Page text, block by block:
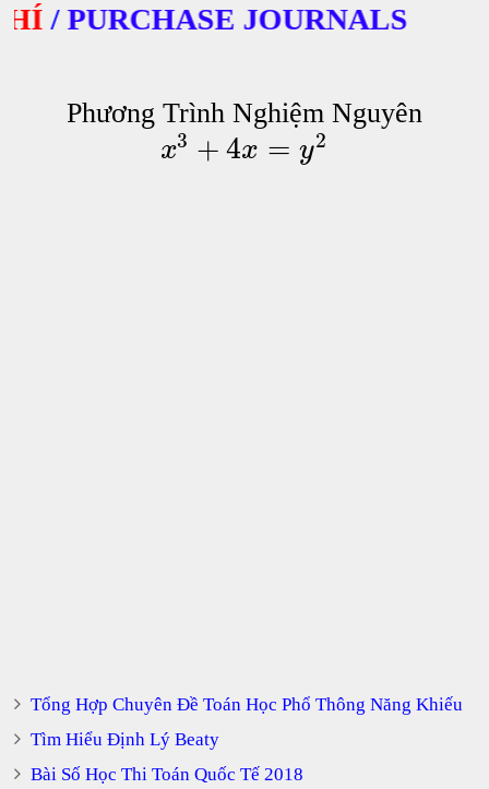
PURCHASE JOURNALS
Phương Trình Nghiệm Nguyên
x3 + 4x = y2
Tổng Hợp Chuyên Đề Toán Học Phổ Thông Năng Khiếu
Tìm Hiểu Định Lý Beaty
Bài Số Học Thi Toán Quốc Tế 2018